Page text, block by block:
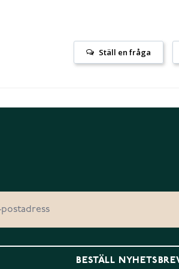
Ställ en fråga
BESTÄLL